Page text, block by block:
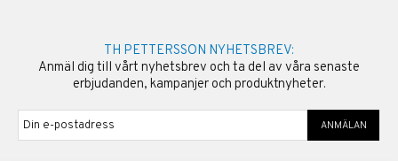
TH PETTERSSON NYHETSBREV:
Anmäl dig till vårt nyhetsbrev och ta del av våra senaste
erbjudanden, kampanjer och produktnyheter.
ANMÄLAN